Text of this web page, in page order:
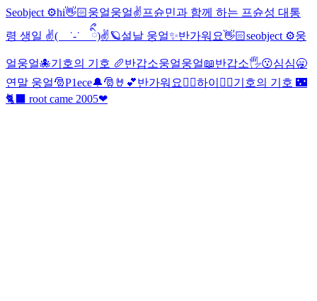
Seobject ⚙️hi👋🏻웅얼웅얼✌️프슌민과 함께 하는 프슌성 대통
령 생일 ✌( ˙-˙ ིྀ)✌🪐설날 웅얼✨반가워요👋🏻seobject ⚙️웅
얼웅얼🐙기호의 기호 🥖반갑소웅얼웅얼📖반갑소🖐️😗심심🥱
연말 웅얼🎅P1ece🔔🎅🤘💕반가워요👍🏻하이✌🏻기호의 기호 🌃
🐈‍⬛ root came 2005❤